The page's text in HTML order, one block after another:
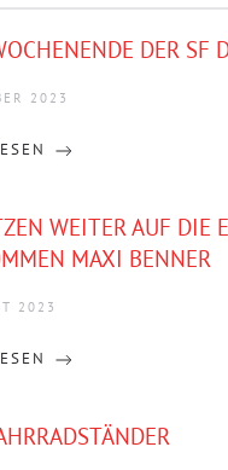
DER SF
2023
WEITER AUF DIE
MAXI BENNER
2023